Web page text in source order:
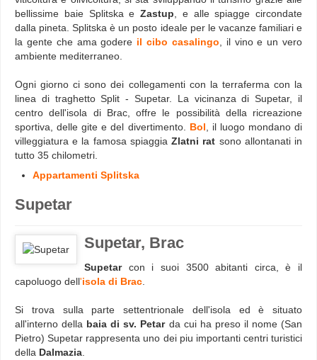
bellissime baie Splitska e Zastup , e alle spiagge circondate
dalla pineta. Splitska è un posto ideale per le vacanze familiari e
la gente che ama godere il cibo casalingo , il vino e un vero
ambiente mediterraneo.
Ogni giorno ci sono dei collegamenti con la terraferma con la
linea di traghetto Split - Supetar. La vicinanza di Supetar, il
centro dell'isola di Brac, offre le possibilità della ricreazione
sportiva, delle gite e del divertimento. Bol , il luogo mondano di
villeggiatura e la famosa spiaggiaZlatni rat sono allontanati in
tutto 35 chilometri.
Appartamenti Splitska
Supetar
Supetar, Brac
Supetar con i suoi 3500 abitanti circa, è il
capoluogo dell'isola di Brac
Si trova sulla parte settentrionale dell'isola ed è situato
all'interno della baia di sv. Petarda cui ha preso il nome (San
Pietro) Supetar rappresenta uno dei piu importanti centri turistici
della Dalmazia